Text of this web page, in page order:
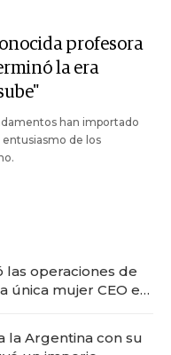
profesora
la era
han importado
de los
las operaciones de
única mujer CEO en
la Argentina con su